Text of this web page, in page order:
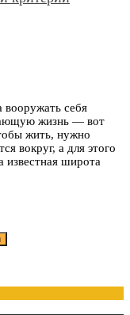
вооружать себя
жизнь — вот
жить, нужно
вокруг, а для этого
широта